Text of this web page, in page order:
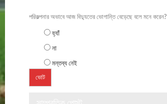
পরিকল্পনার অভাবে আজ বিদ্যুতের ভোগান্তি বেড়েছে বলে মনে করেন?
হ্যাঁ
না
মন্তব্য নেই